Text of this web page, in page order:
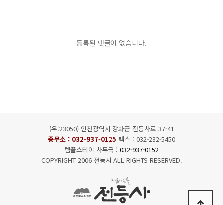
등록된 댓글이 없습니다.
(우:23050) 인천광역시 강화군 전등사로 37-41
종무소 : 032-937-0125 팩스 : 032-232-5450
템플스테이 사무국 : 032-937-0152
COPYRIGHT 2006 전등사 ALL RIGHTS RESERVED.